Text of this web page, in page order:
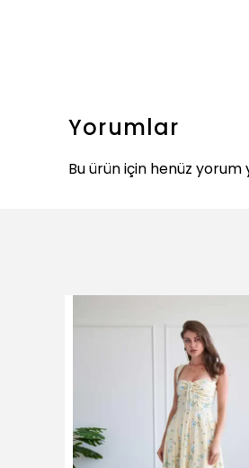
Yorumlar
Bu ürün için henüz yorum